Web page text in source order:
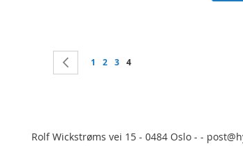
Side
Side
Forrige
Side
1 Side
2 Side
3 You're currently reading page
4
Rolf Wickstrøms vei 15 - 0484 Oslo - -